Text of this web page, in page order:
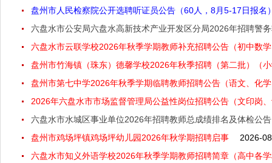
盘州市人民检察院公开选聘听证员公告（60人，8月5-17日报名
六盘水市公安局六盘水高新技术产业开发区分局2026年招聘警
六盘水市云联学校2026年秋季学期教师补充招聘公告（初中数
盘州市竹海镇（珠东）德馨学校2026年秋季招聘（第二批）（
盘州市第七中学2026年秋季学期临聘教师招聘公告（语文、化
2026年六盘水市市场监督管理局公益性岗位招聘公告（文印岗
六盘水市水城区事业单位2026年招聘教师总成绩排名及体检公告
盘州市鸡场坪镇鸡场坪幼儿园2026年秋学期招聘启事
2026-
六盘水市知义外语学校2026年秋季学期教师招聘简章（高中各